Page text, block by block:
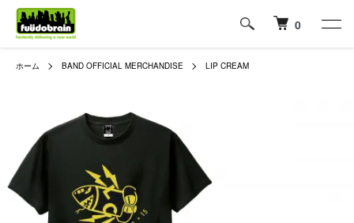
0
ホーム BAND OFFICIAL MERCHANDISE LIP CREAM